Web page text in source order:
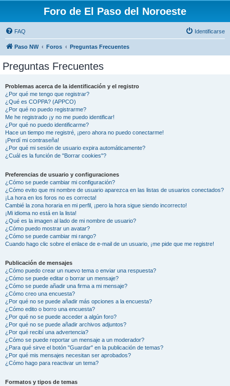
Foro de El Paso del Noroeste
FAQ Identificarse
Paso NW Foros Preguntas Frecuentes
Preguntas Frecuentes
Problemas acerca de la identificación y el registro
¿Por qué me tengo que registrar?
¿Qué es COPPA? (APPCO)
¿Por qué no puedo registrarme?
Me he registrado ¡y no me puedo identificar!
¿Por qué no puedo identificarme?
Hace un tiempo me registré, ¡pero ahora no puedo conectarme!
¡Perdí mi contraseña!
¿Por qué mi sesión de usuario expira automáticamente?
¿Cuál es la función de "Borrar cookies"?
Preferencias de usuario y configuraciones
¿Cómo se puede cambiar mi configuración?
¿Cómo evito que mi nombre de usuario aparezca en las listas de usuarios conectados?
¡La hora en los foros no es correcta!
Cambié la zona horaria en mi perfil, ¡pero la hora sigue siendo incorrecto!
¡Mi idioma no está en la lista!
¿Qué es la imagen al lado de mi nombre de usuario?
¿Cómo puedo mostrar un avatar?
¿Cómo se puede cambiar mi rango?
Cuando hago clic sobre el enlace de e-mail de un usuario, ¡me pide que me registre!
Publicación de mensajes
¿Cómo puedo crear un nuevo tema o enviar una respuesta?
¿Cómo se puede editar o borrar un mensaje?
¿Cómo se puede añadir una firma a mi mensaje?
¿Cómo creo una encuesta?
¿Por qué no se puede añadir más opciones a la encuesta?
¿Cómo edito o borro una encuesta?
¿Por qué no se puede acceder a algún foro?
¿Por qué no se puede añadir archivos adjuntos?
¿Por qué recibí una advertencia?
¿Cómo se puede reportar un mensaje a un moderador?
¿Para qué sirve el botón "Guardar" en la publicación de temas?
¿Por qué mis mensajes necesitan ser aprobados?
¿Cómo hago para reactivar un tema?
Formatos y tipos de temas